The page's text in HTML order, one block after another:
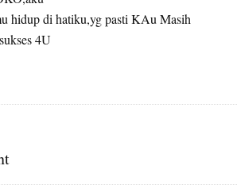
hidup di hatiku,yg pasti KAu Masih
4U